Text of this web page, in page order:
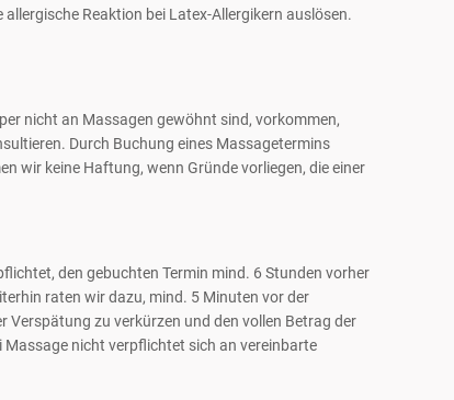
Reaktion bei Latex-Allergikern auslösen.
nicht an Massagen gewöhnt sind, vorkommen,
Durch Buchung eines Massagetermins
wir keine Haftung, wenn Gründe vorliegen, die einer
den gebuchten Termin mind. 6 Stunden vorher
raten wir dazu, mind. 5 Minuten vor der
Verspätung zu verkürzen und den vollen Betrag der
Massage nicht verpflichtet sich an vereinbarte